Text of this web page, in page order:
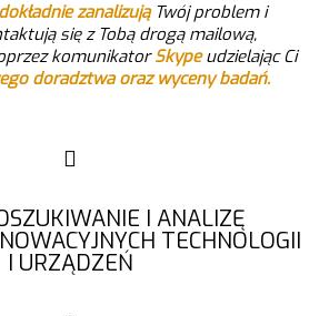
dokładnie zanalizująTwój problem i
się z Tobą drogą mailową,
komunikatorSkypeudzielając Ci
doradztwa oraz wyceny badań.
I ANALIZĘ
TECHNOLOGII
I URZĄDZEŃ